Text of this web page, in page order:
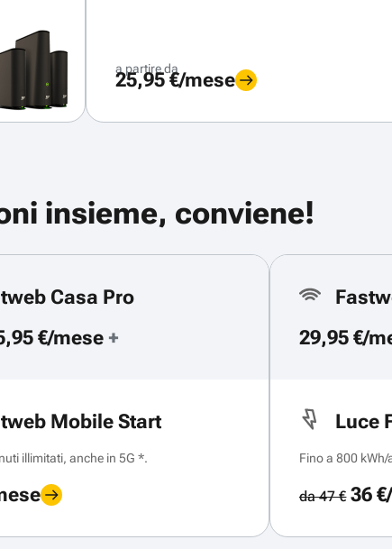
a partire da
25,95 €/mese
insieme, conviene!
Casa Pro
€/mese +
Mobile Start
illimitati, anche in 5G *.
29,95 €/
Luce
Fino a 800 kWh/
da 47 €36